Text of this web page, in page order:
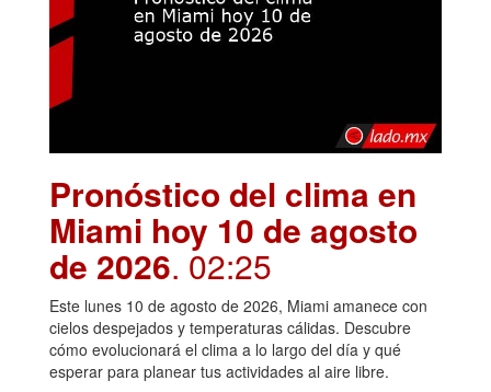
Pronóstico del clima en
Miami hoy 10 de agosto
de 2026. 02:25
Este lunes 10 de agosto de 2026, Miami amanece con
cielos despejados y temperaturas cálidas. Descubre
cómo evolucionará el clima a lo largo del día y qué
esperar para planear tus actividades al aire libre.